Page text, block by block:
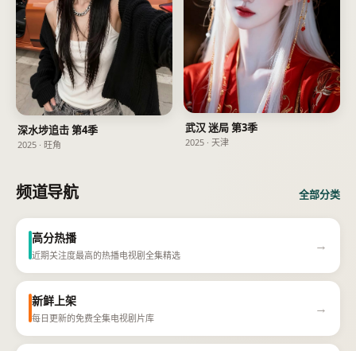
深水埗追击 第4季
2025 · 旺角
武汉 迷局 第3季
2025 · 天津
频道导航 全部分类
高分热播
近期关注度最高的热播电视剧全集精选
→
新鲜上架
每日更新的免费全集电视剧片库
→